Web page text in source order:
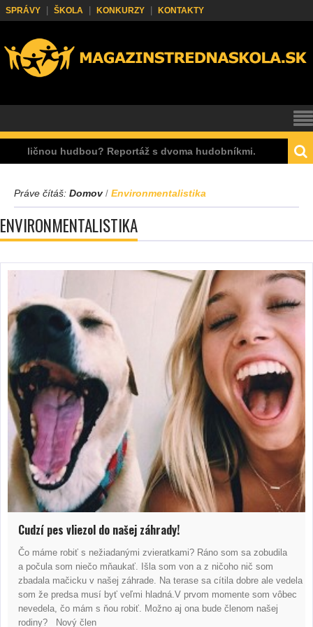
SPRÁVY ŠKOLA KONKURZY KONTAKTY
hudbou? Reportáž s dvoma hudobníkmi.
Práve čítáš: Domov/ Environmentalistika
ENVIRONMENTALISTIKA
Cudzí pes vliezol do našej záhrady!
Čo máme robiť s nežiadanými zvieratkami? Ráno som sa zobudila
a počula som niečo mňaukať. Išla som von a z ničoho nič som
zbadala mačicku v našej záhrade. Na terase sa cítila dobre ale vedela
som že predsa musí byť veľmi hladná.V prvom momente som vôbec
nevedela, čo mám s ňou robiť. Možno aj ona bude členom našej
rodiny? Nový člen